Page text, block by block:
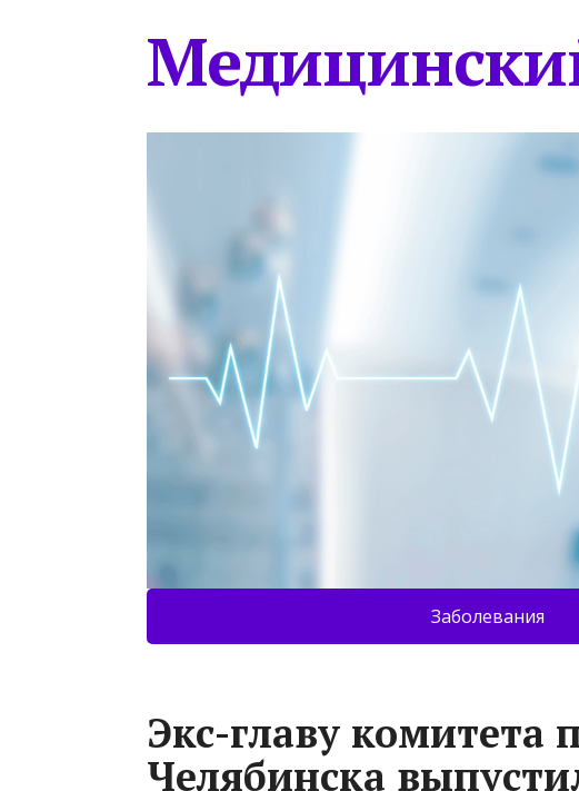
Заболевания
Экс-главу комитета
Челябинска